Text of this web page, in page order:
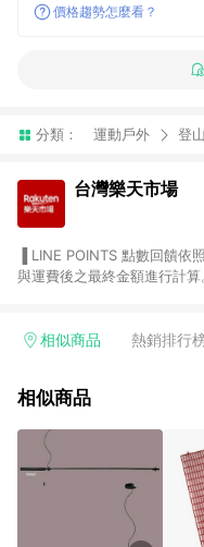
價格趨勢怎麼看？
分類： 運動戶外 登
台灣樂天市場
與運費後之最終金額進行計算。 ▐ 注意事項 (1) 部分服務及
Smart mobile、神腦生活、
台灣樂天市場，並在同一瀏
市場 45 天內完成訂單出貨及結
使用APP、或中途瀏覽比價
由網頁版(電腦版/手機版網
無法進行 LINE POINTS 回饋。 (5) LINE 購物為購物資訊
平台，商品資料更新會有時
相似商品 熱銷排行
相似商品